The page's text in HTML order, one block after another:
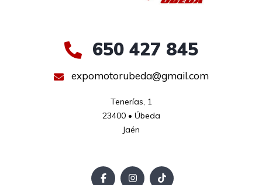
650 427 845
expomotorubeda@gmail.com
Tenerías, 1
23400 • Úbeda
Jaén